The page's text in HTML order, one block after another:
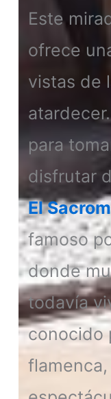
Este
ofrece
vistas de
para
disfrutar
El
famoso
donde
todavía
conocido